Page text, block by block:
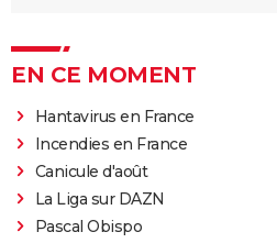
EN CE MOMENT
Hantavirus en France
Incendies en France
Canicule d'août
La Liga sur DAZN
Pascal Obispo